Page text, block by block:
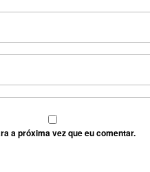
a próxima vez que eu comentar.